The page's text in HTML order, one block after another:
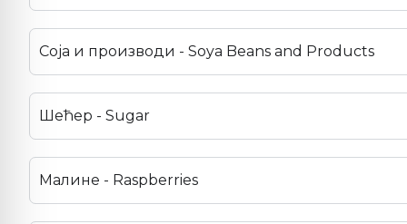
Соја и производи - Soya Beans and Products
Шећер - Sugar
Малине - Raspberries